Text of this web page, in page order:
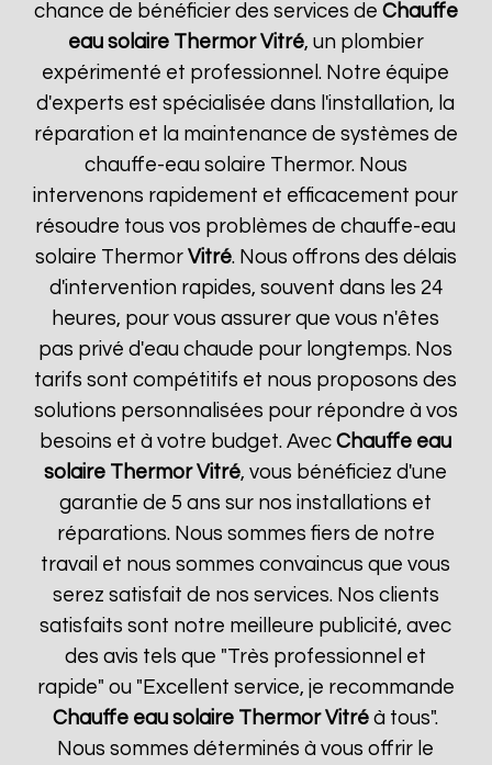
chance de bénéficier des services de Chauffe
eau solaire Thermor Vitré, un plombier
expérimenté et professionnel. Notre équipe
d'experts est spécialisée dans l'installation, la
réparation et la maintenance de systèmes de
chauffe-eau solaire Thermor. Nous
intervenons rapidement et efficacement pour
résoudre tous vos problèmes de chauffe-eau
solaire Thermor Vitré. Nous offrons des délais
d'intervention rapides, souvent dans les 24
heures, pour vous assurer que vous n'êtes
pas privé d'eau chaude pour longtemps. Nos
tarifs sont compétitifs et nous proposons des
solutions personnalisées pour répondre à vos
besoins et à votre budget. AvecChauffe eau
solaire Thermor Vitré, vous bénéficiez d'une
garantie de 5 ans sur nos installations et
réparations. Nous sommes fiers de notre
travail et nous sommes convaincus que vous
serez satisfait de nos services. Nos clients
satisfaits sont notre meilleure publicité, avec
des avis tels que "Très professionnel et
rapide" ou "Excellent service, je recommande
Chauffe eau solaire Thermor Vitré à tous".
Nous sommes déterminés à vous offrir le